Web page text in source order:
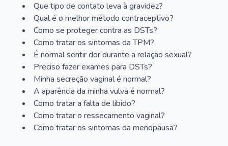
Que tipo de contato leva à gravidez?
Qual é o melhor método contraceptivo?
Como se proteger contra as DSTs?
Como tratar os sintomas da TPM?
É normal sentir dor durante a relação sexual?
Preciso fazer exames para DSTs?
Minha secreção vaginal é normal?
A aparência da minha vulva é normal?
Como tratar a falta de libido?
Como tratar o ressecamento vaginal?
Como tratar os sintomas da menopausa?